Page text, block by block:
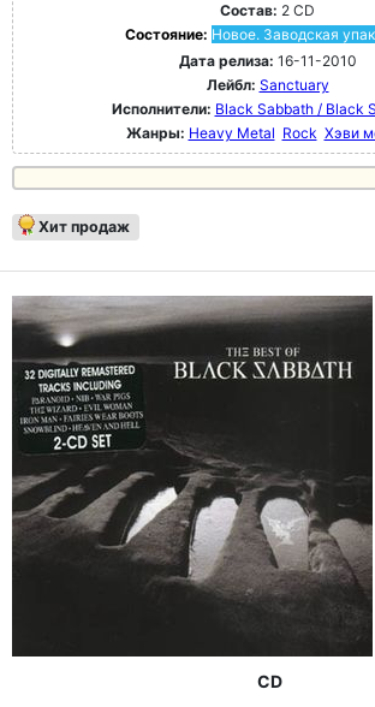
Состав: 2 CD
Состояние: Новое. Заводская
Дата релиза: 16-11-2010
Лейбл: Sanctuary
Исполнители: Black Sabbath / Black
Жанры: Heavy Metal Rock Хэви
Хит продаж
CD